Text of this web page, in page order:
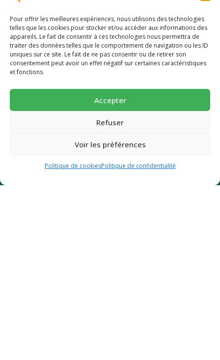
Pour offrir les meilleures expériences, nous utilisons des technologies
telles que les cookies pour stocker et/ou accéder aux informations des
appareils. Le fait de consentir à ces technologies nous permettra de
traiter des données telles que le comportement de navigation ou les ID
uniques sur ce site. Le fait de ne pas consentir ou de retirer son
consentement peut avoir un effet négatif sur certaines caractéristiques
et fonctions.
Accepter
Refuser
Voir les préférences
Politique de cookiesPolitique de confidentialité
INFORMATION
Mode d’emploi
FAQ
Dossier presse
Nos prix et distinctions
-10% pour découvrir une alimentation
Succombez à nos pains et biscuits ultra-gourmands et
super-nutritif.